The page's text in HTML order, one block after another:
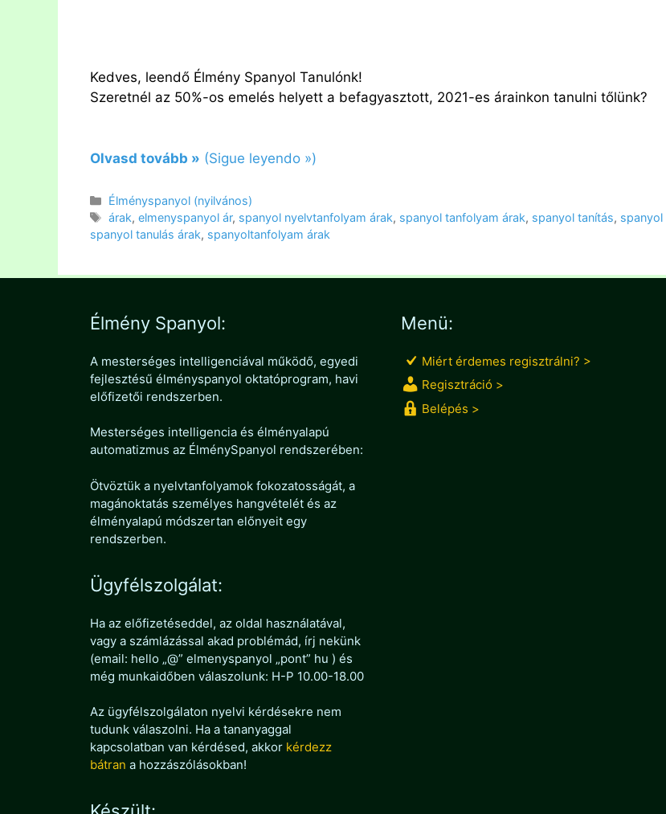
Kedves, leendő Élmény Spanyol Tanulónk!
Szeretnél az 50%-os emelés helyett a befagyasztott, 2021-es árainkon tanulni tőlünk?
Olvasd tovább » (Sigue leyendo »)
Kategória
Élményspanyol (nyilvános)
Címkék
árak,elmenyspanyol ár, spanyol nyelvtanfolyam árak, spanyol tanfolyam árak, spanyol tanítás, spanyol
spanyol tanulás árak, spanyoltanfolyam árak
Élmény Spanyol:
A mesterséges intelligenciával működő, egyedi
fejlesztésű élményspanyol oktatóprogram, havi
előfizetői rendszerben.
Mesterséges intelligencia és élményalapú
automatizmus az ÉlménySpanyol rendszerében:
Ötvöztük a nyelvtanfolyamok fokozatosságát, a
magánoktatás személyes hangvételét és az
élményalapú módszertan előnyeit egy
rendszerben.
Ügyfélszolgálat:
Ha az előfizetéseddel, az oldal használatával,
vagy a számlázással akad problémád, írj nekünk
(email: hello „@” elmenyspanyol „pont” hu ) és
még munkaidőben válaszolunk: H-P 10.00-18.00
Az ügyfélszolgálaton nyelvi kérdésekre nem
tudunk válaszolni. Ha a tananyaggal
kapcsolatban van kérdésed, akkor kérdezz
bátran a hozzászólásokban!
Menü:
Miért érdemes regisztrálni? >
Regisztráció >
Belépés >